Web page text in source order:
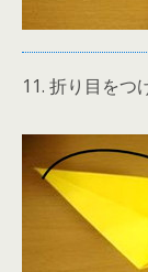
11. 折り目をつ